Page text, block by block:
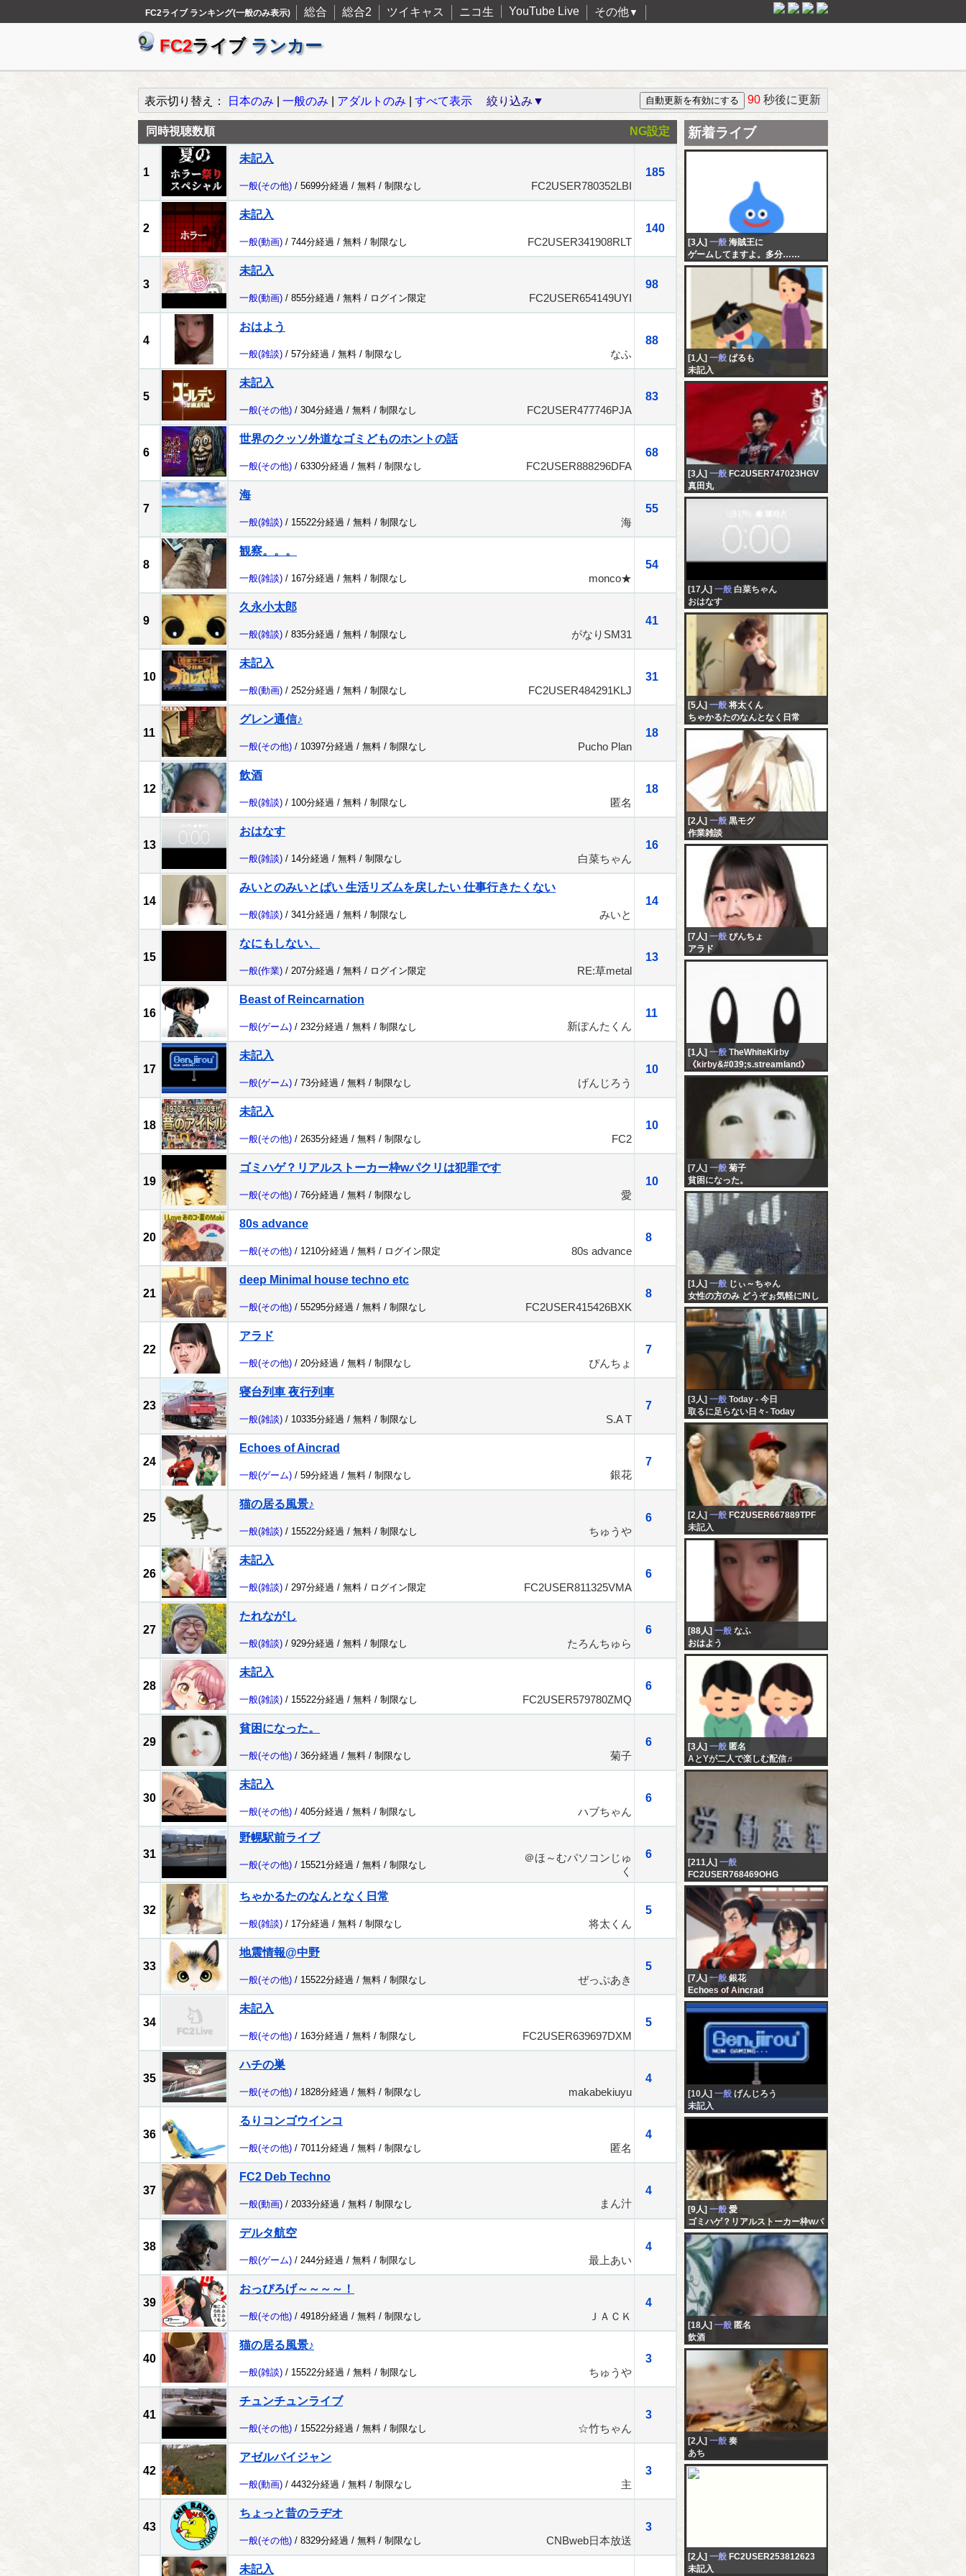
FC2ライブ ランキング(一般のみ表示) 総合 総合2 ツイキャス ニコ生 YouTube Live その他▼
FC2ライブ ランカー
表示切り替え： 日本のみ 一般のみ アダルトのみ すべて表示 絞り込み▼ 90 秒後に更新
同時視聴数順 NG設定
1
未記入
185
一般(その他) / 5699分経過 / 無料 / 制限なし FC2USER780352LBI
2
未記入
140
一般(動画) / 744分経過 / 無料 / 制限なし FC2USER341908RLT
3
未記入
98
一般(動画) / 855分経過 / 無料 / ログイン限定 FC2USER654149UYI
4
おはよう
88
一般(雑談) / 57分経過 / 無料 / 制限なし なふ
5
未記入
83
一般(その他) / 304分経過 / 無料 / 制限なし FC2USER477746PJA
6
世界のクッソ外道なゴミどものホントの話
68
一般(その他) / 6330分経過 / 無料 / 制限なし FC2USER888296DFA
7
海
55
一般(雑談) / 15522分経過 / 無料 / 制限なし 海
8
観察。。。
54
一般(雑談) / 167分経過 / 無料 / 制限なし monco★
9
久永小太郎
41
一般(雑談) / 835分経過 / 無料 / 制限なし がなりSM31
10
未記入
31
一般(動画) / 252分経過 / 無料 / 制限なし FC2USER484291KLJ
11
グレン通信♪
18
一般(その他) / 10397分経過 / 無料 / 制限なし Pucho Plan
12
飲酒
18
一般(雑談) / 100分経過 / 無料 / 制限なし 匿名
13
おはなす
16
一般(雑談) / 14分経過 / 無料 / 制限なし 白菜ちゃん
14
みいとのみいとぱい 生活リズムを戻したい 仕事行きたくない
14
一般(雑談) / 341分経過 / 無料 / 制限なし みいと
15
なにもしない、
13
一般(作業) / 207分経過 / 無料 / ログイン限定 RE:草metal
16
Beast of Reincarnation
11
一般(ゲーム) / 232分経過 / 無料 / 制限なし 新ぽんたくん
17
未記入
10
一般(ゲーム) / 73分経過 / 無料 / 制限なし げんじろう
18
未記入
10
一般(その他) / 2635分経過 / 無料 / 制限なし FC2
19
ゴミハゲ？リアルストーカー枠wパクリは犯罪です
10
一般(その他) / 76分経過 / 無料 / 制限なし 愛
20
80s advance
8
一般(その他) / 1210分経過 / 無料 / ログイン限定 80s advance
21
deep Minimal house techno etc
8
一般(その他) / 55295分経過 / 無料 / 制限なし FC2USER415426BXK
22
アラド
7
一般(その他) / 20分経過 / 無料 / 制限なし ぴんちょ
23
寝台列車 夜行列車
7
一般(雑談) / 10335分経過 / 無料 / 制限なし S.A T
24
Echoes of Aincrad
7
一般(ゲーム) / 59分経過 / 無料 / 制限なし 銀花
25
猫の居る風景♪
6
一般(雑談) / 15522分経過 / 無料 / 制限なし ちゅうや
26
未記入
6
一般(雑談) / 297分経過 / 無料 / ログイン限定 FC2USER811325VMA
27
たれながし
6
一般(雑談) / 929分経過 / 無料 / 制限なし たろんちゅら
28
未記入
6
一般(雑談) / 15522分経過 / 無料 / 制限なし FC2USER579780ZMQ
29
貧困になった。
6
一般(その他) / 36分経過 / 無料 / 制限なし 菊子
30
未記入
6
一般(その他) / 405分経過 / 無料 / 制限なし ハブちゃん
31
野幌駅前ライブ
6
一般(その他) / 15521分経過 / 無料 / 制限なし
＠ほ～むパソコンじゅ
く
32
ちゃかるたのなんとなく日常
5
一般(雑談) / 17分経過 / 無料 / 制限なし 将太くん
33
地震情報@中野
5
一般(その他) / 15522分経過 / 無料 / 制限なし ぜっぷあき
34
未記入
5
一般(その他) / 163分経過 / 無料 / 制限なし FC2USER639697DXM
35
ハチの巣
4
一般(その他) / 1828分経過 / 無料 / 制限なし makabekiuyu
36
るりコンゴウインコ
4
一般(その他) / 7011分経過 / 無料 / 制限なし 匿名
37
FC2 Deb Techno
4
一般(動画) / 2033分経過 / 無料 / 制限なし まん汁
38
デルタ航空
4
一般(ゲーム) / 244分経過 / 無料 / 制限なし 最上あい
39
おっぴろげ～～～～！
4
一般(その他) / 4918分経過 / 無料 / 制限なし ＪＡＣＫ
40
猫の居る風景♪
3
一般(雑談) / 15522分経過 / 無料 / 制限なし ちゅうや
41
チュンチュンライブ
3
一般(その他) / 15522分経過 / 無料 / 制限なし ☆竹ちゃん
42
アゼルバイジャン
3
一般(動画) / 4432分経過 / 無料 / 制限なし 主
43
ちょっと昔のラヂオ
3
一般(その他) / 8329分経過 / 無料 / 制限なし CNBweb日本放送
未記入
新着ライブ
[3人] 一般 海賊王に
ゲームしてますよ。多分……
[1人] 一般 ぱるも
未記入
[3人] 一般 FC2USER747023HGV
真田丸
[17人] 一般 白菜ちゃん
おはなす
[5人] 一般 将太くん
ちゃかるたのなんとなく日常
[2人] 一般 黒モグ
作業雑談
[7人] 一般 ぴんちょ
アラド
[1人] 一般 TheWhiteKirby
《kirby&#039;s.streamland》
[7人] 一般 菊子
貧困になった。
[1人] 一般 じぃ～ちゃん
女性の方のみ どうぞぉ気軽にINし
てくださいネ( ﾟｰﾟ)( ｡_｡)。雑談から
xxxまで,色々と・・・＾＾ｖ
[3人] 一般 Today - 今日
取るに足らない日々- Today
[2人] 一般 FC2USER667889TPF
未記入
[88人] 一般 なふ
おはよう
[3人] 一般 匿名
AとYが二人で楽しむ配信♬
[211人] 一般
FC2USER768469OHG
未記入
[7人] 一般 銀花
Echoes of Aincrad
[10人] 一般 げんじろう
未記入
[9人] 一般 愛
ゴミハゲ？リアルストーカー枠wパ
クリは犯罪です
[18人] 一般 匿名
飲酒
[2人] 一般 奏
あち
[2人] 一般 FC2USER253812623
未記入